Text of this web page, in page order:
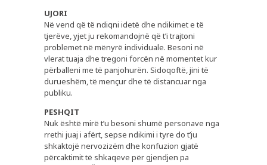
UJORI
Në vend që të ndiqni idetë dhe ndikimet e të
tjerëve, yjet ju rekomandojnë që t’i trajtoni
problemet në mënyrë individuale. Besoni në
vlerat tuaja dhe tregoni forcën në momentet kur
përballeni me të panjohurën. Sidoqoftë, jini të
durueshëm, të mençur dhe të distancuar nga
publiku.
PESHQIT
Nuk është mirë t’u besoni shumë personave nga
rrethi juaj i afërt, sepse ndikimi i tyre do t’ju
shkaktojë nervozizëm dhe konfuzion gjatë
përcaktimit të shkaqeve për gjendjen pa